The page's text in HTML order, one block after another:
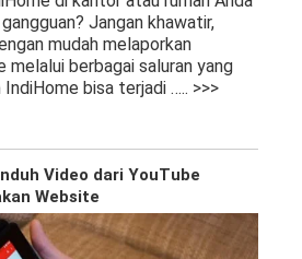
Jangan khawatir,
mudah melaporkan
melalui berbagai saluran yang
IndiHome bisa terjadi ….. >>>
Video dari YouTube
Website